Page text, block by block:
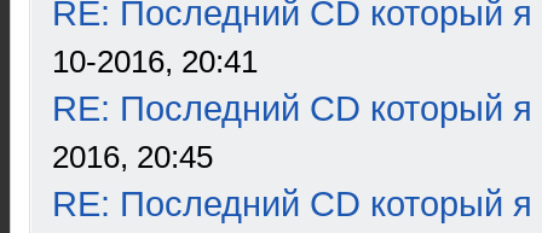
RE: Последний CD который я
10-2016, 20:41
RE: Последний CD который я
2016, 20:45
RE: Последний CD который я